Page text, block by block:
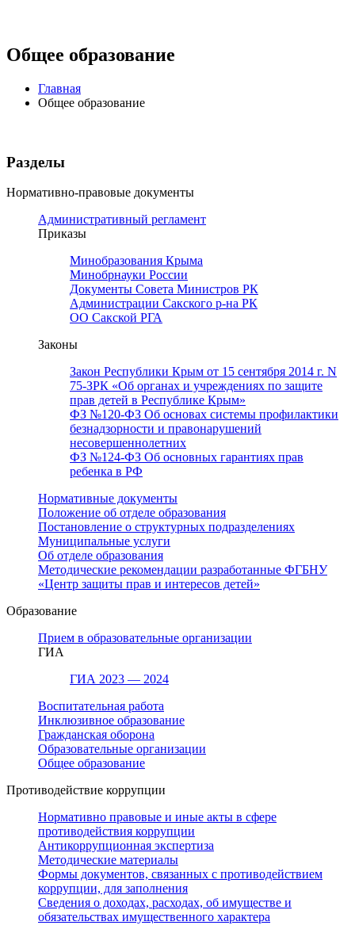
Общее образование
Главная
Общее образование
Разделы
Нормативно-правовые документы
Административный регламент
Приказы
Минобразования Крыма
Минобрнауки России
Документы Совета Министров РК
Администрации Сакского р-на РК
ОО Сакской РГА
Законы
Закон Республики Крым от 15 сентября 2014 г. N
75-ЗРК «Об органах и учреждениях по защите
прав детей в Республике Крым»
ФЗ №120-ФЗ Об основах системы профилактики
безнадзорности и правонарушений
несовершеннолетних
ФЗ №124-ФЗ Об основных гарантиях прав
ребенка в РФ
Нормативные документы
Положение об отделе образования
Постановление о структурных подразделениях
Муниципальные услуги
Об отделе образования
Методические рекомендации разработанные ФГБНУ
«Центр защиты прав и интересов детей»
Образование
Прием в образовательные организации
ГИА
ГИА 2023 — 2024
Воспитательная работа
Инклюзивное образование
Гражданская оборона
Образовательные организации
Общее образование
Противодействие коррупции
Нормативно правовые и иные акты в сфере
противодействия коррупции
Антикоррупционная экспертиза
Методические материалы
Формы документов, связанных с противодействием
коррупции, для заполнения
Сведения о доходах, расходах, об имуществе и
обязательствах имущественного характера